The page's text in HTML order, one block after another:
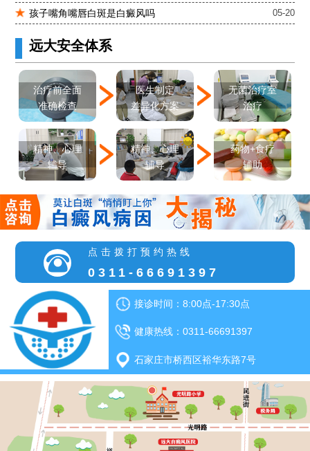
孩子嘴角嘴唇白斑是白癜风吗 05-20
远大安全体系
治疗前全面
准确检查
医生制定
差异化方案
无菌治疗室
治疗
精神、心理
辅导
精神、心理
辅导
药物+食疗
辅助
点击拨打预约热线
0311-66691397
接诊时间：8:00点-17:30点
健康热线：0311-66691397
石家庄市桥西区裕华东路7号